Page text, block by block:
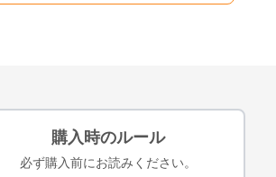
購入時のルール
必ず購入前にお読みください。